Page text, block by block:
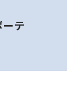
テ